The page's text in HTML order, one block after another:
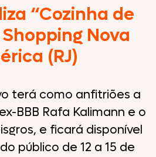
“Cozinha de
Nova
(RJ)
terá como anfitriões a
BBB Rafa Kalimann e o
e ficará disponível
público de 12 a 15 de